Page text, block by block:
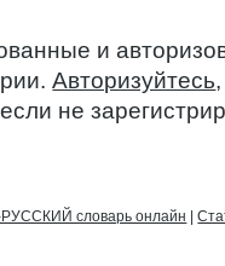
и
Авторизуйтесь
не
словарь онлайн |